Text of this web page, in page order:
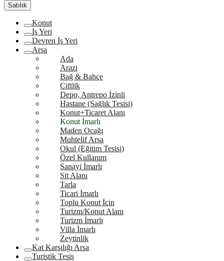
Satılık
Konut
İş Yeri
Devren İş Yeri
Arsa
Ada
Arazi
Bağ & Bahçe
Çiftlik
Depo, Antrepo İzinli
Hastane (Sağlık Tesisi)
Konut+Ticaret Alanı
Konut İmarlı
Maden Ocağı
Muhtelif Arsa
Okul (Eğitim Tesisi)
Özel Kullanım
Sanayi İmarlı
Sit Alanı
Tarla
Ticari İmarlı
Toplu Konut İçin
Turizm/Konut Alanı
Turizm İmarlı
Villa İmarlı
Zeytinlik
Kat Karşılığı Arsa
Turistik Tesis